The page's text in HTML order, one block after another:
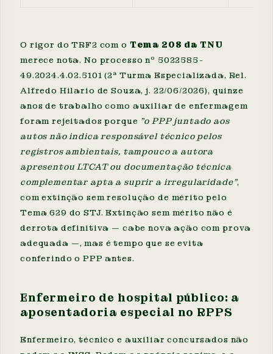
O rigor do TRF2 com o Tema 208 da TNU
merece nota. No processo nº 5022585-
49.2024.4.02.5101 (2ª Turma Especializada, Rel.
Alfredo Hilario de Souza, j. 22/06/2026), quinze
anos de trabalho como auxiliar de enfermagem
foram rejeitados porque "o PPP juntado aos
autos não indica responsável técnico pelos
registros ambientais, tampouco a autora
apresentou LTCAT ou documentação técnica
complementar apta a suprir a irregularidade",
com extinção sem resolução de mérito pelo
Tema 629 do STJ. Extinção sem mérito não é
derrota definitiva — cabe nova ação com prova
adequada —, mas é tempo que se evita
conferindo o PPP antes.
Enfermeiro de hospital público: a
aposentadoria especial no RPPS
Enfermeiro, técnico e auxiliar concursados não